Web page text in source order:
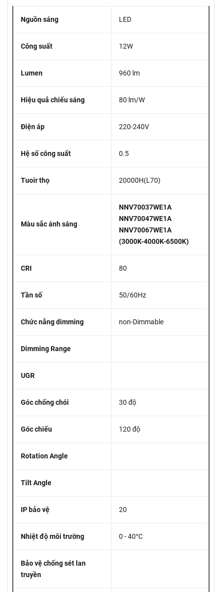
Nguồn sáng LED
Công suất 12W
Lumen 960 lm
Hiệu quả chiếu sáng 80 lm/W
Điện áp 220-240V
Hệ số công suất 0.5
Tuoir thọ 20000H(L70)
Màu sắc ánh sáng
NNV70037WE1A
NNV70047WE1A
NNV70067WE1A
(3000K-4000K-6500K)
CRI 80
Tần số 50/60Hz
Chức nằng dimming non-Dimmable
Dimming Range
UGR
Góc chống chói 30 độ
Góc chiếu 120 độ
Rotation Angle
Tilt Angle
IP bảo vệ 20
Nhiệt độ môi trường 0 - 40°C
Bảo vệ chống sét lan
truyền